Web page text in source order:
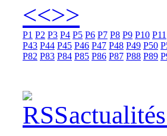
<<>>
P1 P2 P3 P4 P5 P6 P7 P8 P9 P10 P11
P43 P44 P45 P46 P47 P48 P49 P50
P82 P83 P84 P85 P86 P87 P88 P89
actualités